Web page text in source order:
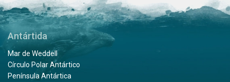
Antártida
Mar de Weddell
Círculo Polar Antártico
Península Antártica